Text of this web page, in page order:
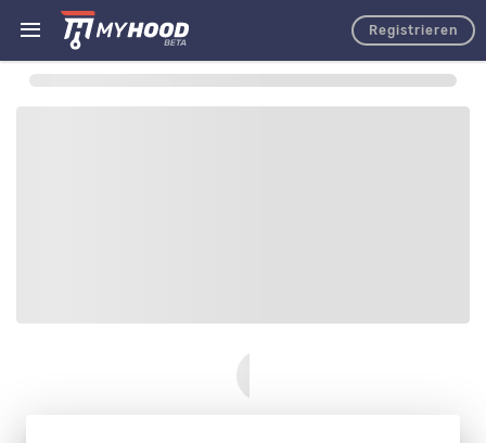
Registrieren